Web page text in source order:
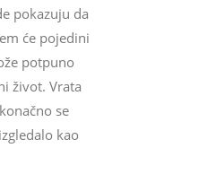
pokazuju da
će pojedini
potpuno
život. Vrata
se
kao